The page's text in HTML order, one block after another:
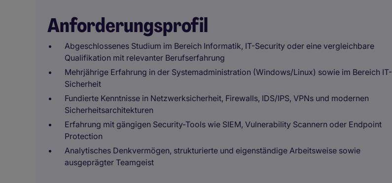
Anforderungsprofil
Abgeschlossenes Studium im Bereich Informatik, IT-Security oder eine vergleichbare
Qualifikation mit relevanter Berufserfahrung
Mehrjährige Erfahrung in der Systemadministration (Windows/Linux) sowie im Bereich IT-
Sicherheit
Fundierte Kenntnisse in Netzwerksicherheit, Firewalls, IDS/IPS, VPNs und modernen
Sicherheitsarchitekturen
Erfahrung mit gängigen Security-Tools wie SIEM, Vulnerability Scannern oder Endpoint
Protection
Analytisches Denkvermögen, strukturierte und eigenständige Arbeitsweise sowie
ausgeprägter Teamgeist